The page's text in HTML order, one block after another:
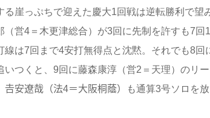
る崖っぷちで迎えた慶大1回戦は逆転勝利で望
（営4＝木更津総合）が3回に先制を許すも7回1
は7回まで4安打無得点と沈黙。それでも8回
つくと、9回に藤森康淳（営2＝天理）のリー
𠮷安遼哉（法4＝大阪桐蔭）も通算3号ソロを放